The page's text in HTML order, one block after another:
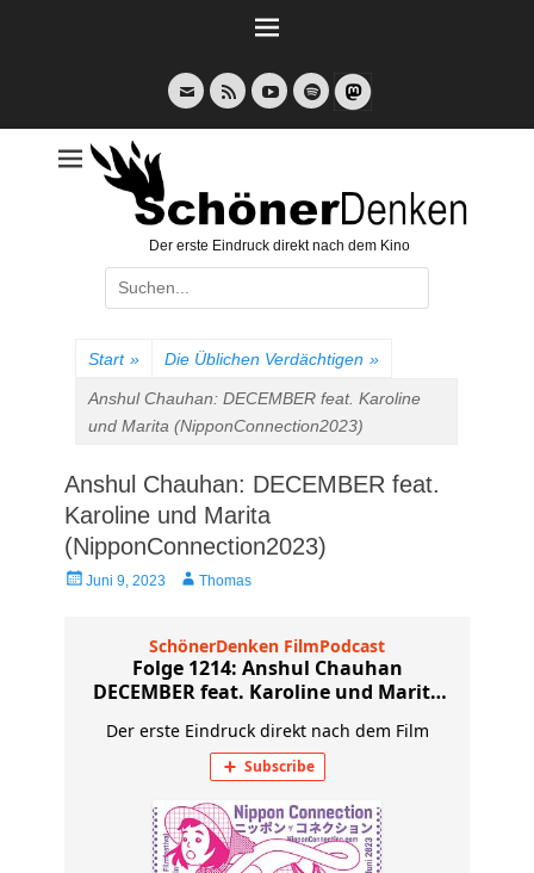
E-
Mail
Feed YouTubeSpotify
Der erste Eindruck direkt nach dem Kino
Suche
nach:
Start » Die Üblichen Verdächtigen »
Anshul Chauhan: DECEMBER feat. Karoline
und Marita (NipponConnection2023)
Anshul Chauhan: DECEMBER feat.
Karoline und Marita
(NipponConnection2023)
Veröffentlicht
Juni 9, 2023 AutorThomas